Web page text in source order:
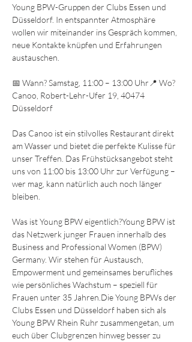
Young BPW-Gruppen der Clubs Essen und
Düsseldorf. In entspannter Atmosphäre
wollen wir miteinander ins Gespräch kommen,
neue Kontakte knüpfen und Erfahrungen
austauschen.
📅 Wann? Samstag, 11:00 – 13:00 Uhr📍 Wo?
Canoo, Robert-Lehr-Ufer 19, 40474
Düsseldorf
Das Canoo ist ein stilvolles Restaurant direkt
am Wasser und bietet die perfekte Kulisse für
unser Treffen. Das Frühstücksangebot steht
uns von 11:00 bis 13:00 Uhr zur Verfügung –
wer mag, kann natürlich auch noch länger
bleiben.
Was ist Young BPW eigentlich?Young BPW ist
das Netzwerk junger Frauen innerhalb des
Business and Professional Women (BPW)
Germany. Wir stehen für Austausch,
Empowerment und gemeinsames berufliches
wie persönliches Wachstum – speziell für
Frauen unter 35 Jahren.Die Young BPWs der
Clubs Essen und Düsseldorf haben sich als
Young BPW Rhein Ruhr zusammengetan, um
euch über Clubgrenzen hinweg besser zu